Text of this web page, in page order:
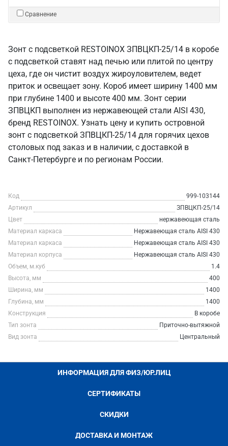
Сравнение
Зонт с подсветкой RESTOINOX ЗПВЦКП-25/14 в коробе
с подсветкой ставят над печью или плитой по центру
цеха, где он чистит воздух жироуловителем, ведет
приток и освещает зону. Короб имеет ширину 1400 мм
при глубине 1400 и высоте 400 мм. Зонт серии
ЗПВЦКП выполнен из нержавеющей стали AISI 430,
бренд RESTOINOX. Узнать цену и купить островной
зонт с подсветкой ЗПВЦКП-25/14 для горячих цехов
столовых под заказ и в наличии, с доставкой в
Санкт‑Петербурге и по регионам России.
Код
999-103144
Артикул
ЗПВЦКП-25/14
Цвет
нержавеющая сталь
Материал каркаса
Нержавеющая сталь AISI 430
Материал каркаса
Нержавеющая сталь AISI 430
Материал корпуса
Нержавеющая сталь AISI 430
Объем, м.куб
1.4
Высота, мм
400
Ширина, мм
1400
Глубина, мм
1400
Конструкция
В коробе
Тип зонта
Приточно-вытяжной
Вид зонта
Центральный
ИНФОРМАЦИЯ ДЛЯ ФИЗ/ЮР.ЛИЦ
СЕРТИФИКАТЫ
СКИДКИ
ДОСТАВКА И МОНТАЖ